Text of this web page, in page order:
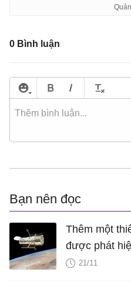
0 Bình luận
Bạn nên đọc
Thêm một
được phát
Không gian
21/11